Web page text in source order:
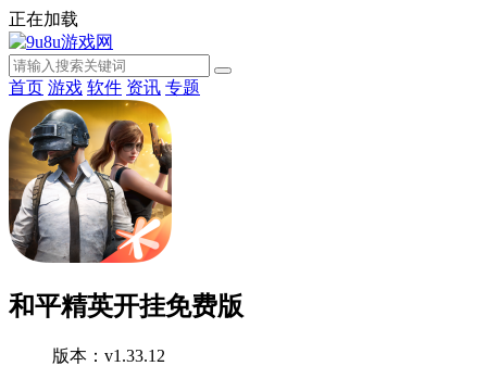
正在加载
首页 游戏 软件 资讯 专题
和平精英开挂免费版
版本：v1.33.12